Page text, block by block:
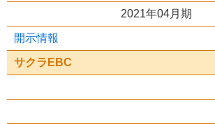
2021年04月期
開示情報
サクラEBC